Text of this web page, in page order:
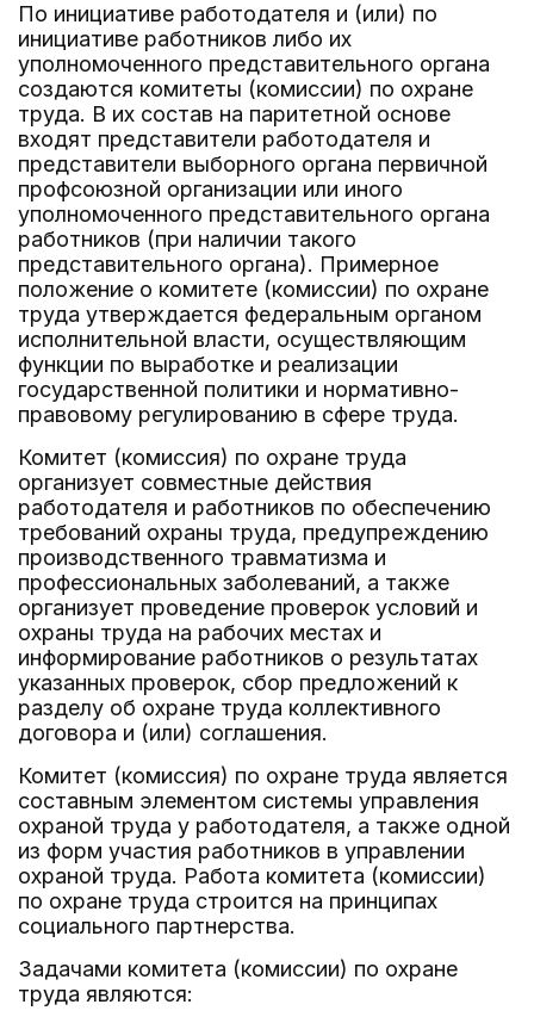
По инициативе работодателя и (или) по
инициативе работников либо их
уполномоченного представительного органа
создаются комитеты (комиссии) по охране
труда. В их состав на паритетной основе
входят представители работодателя и
представители выборного органа первичной
профсоюзной организации или иного
уполномоченного представительного органа
работников (при наличии такого
представительного органа). Примерное
положение о комитете (комиссии) по охране
труда утверждается федеральным органом
исполнительной власти, осуществляющим
функции по выработке и реализации
государственной политики и нормативно-
правовому регулированию в сфере труда.
Комитет (комиссия) по охране труда
организует совместные действия
работодателя и работников по обеспечению
требований охраны труда, предупреждению
производственного травматизма и
профессиональных заболеваний, а также
организует проведение проверок условий и
охраны труда на рабочих местах и
информирование работников о результатах
указанных проверок, сбор предложений к
разделу об охране труда коллективного
договора и (или) соглашения.
Комитет (комиссия) по охране труда является
составным элементом системы управления
охраной труда у работодателя, а также одной
из форм участия работников в управлении
охраной труда. Работа комитета (комиссии)
по охране труда строится на принципах
социального партнерства.
Задачами комитета (комиссии) по охране
труда являются: